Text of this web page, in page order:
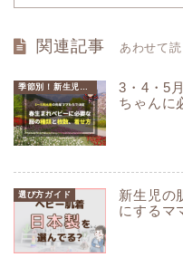
関連記事 あわせて
季節別！新生児に必要なベビー服の種類と枚数
3・4・5
ちゃんに
選び方ガイド
新生児の
にするマ